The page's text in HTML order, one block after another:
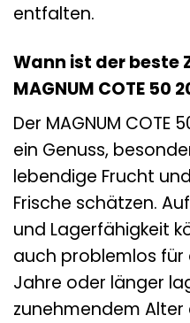
entfalten.
Wann ist der beste
MAGNUM COTE 50
Der MAGNUM COTE
ein Genuss,
lebendige Frucht
Frische schätzen.
und Lagerfähigkeit
auch problemlos für
Jahre oder länger
zunehmendem